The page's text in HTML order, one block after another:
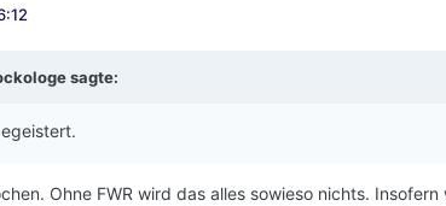
sagte:
Ohne FWR wird das alles sowieso nichts.